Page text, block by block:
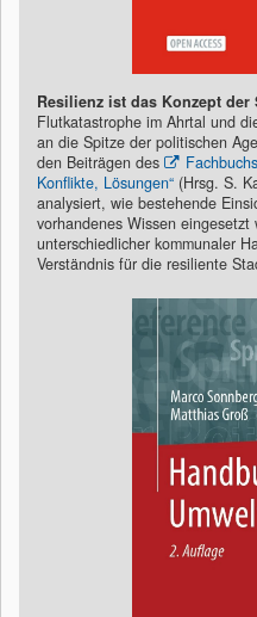
Resilienz ist das Konzept der
Flutkatastrophe im Ahrtal und
an die Spitze der politischen
den Beiträgen des
Konflikte, Lösungen“ (Hrsg. S.
analysiert, wie bestehende
vorhandenes Wissen
unterschiedlicher kommunaler
Verständnis für die resiliente